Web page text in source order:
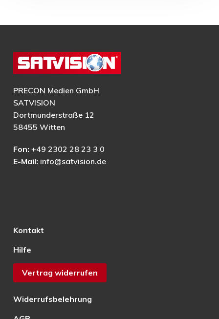
PRECON Medien GmbH
SATVISION
Dortmunderstraße 12
58455 Witten
Fon: +49 2302 28 23 3 0
E-Mail: info@satvision.de
Kontakt
Hilfe
Vertrag widerrufen
Widerrufsbelehrung